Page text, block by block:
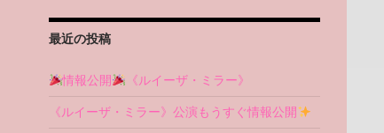
最近の投稿
情報公開 《ルイーザ・ミラー》
《ルイーザ・ミラー》公演もうすぐ情報公開